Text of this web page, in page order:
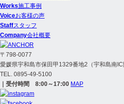
Works施工事例
Voiceお客様の声
Staffスタッフ
Company会社概要
〒798-0077
愛媛県宇和島市保田甲1329番地2（宇和島南IC
TEL. 0895-49-5100
｜受付時間 8:00～17:00 MAP